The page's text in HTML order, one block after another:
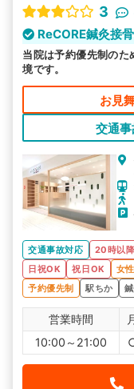
3
ReCORE鍼灸接
当院は予約優先制のた
境です。
お見
交通
交通事故対応 20時以
日祝OK
祝日OK 女
予約優先制
駅ちか
営業時間
10:00～21:00